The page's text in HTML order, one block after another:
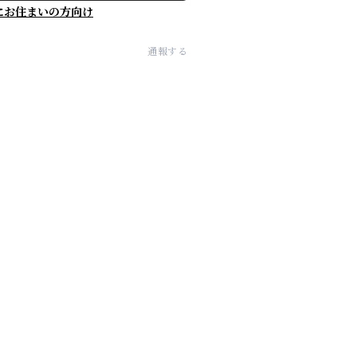
お住まいの方向け
通報する